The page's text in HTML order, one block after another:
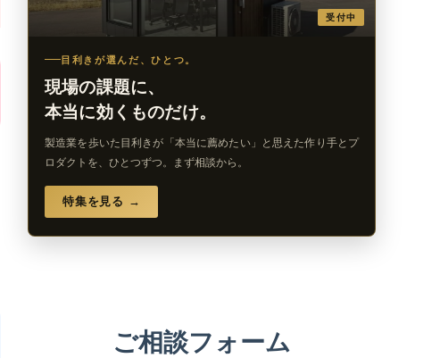
受付中
目利きが選んだ、ひとつ。
現場の課題に、
本当に効くものだけ。
製造業を歩いた目利きが「本当に薦めたい」と思えた作り手とプ
ロダクトを、ひとつずつ。まず相談から。
特集を見る →